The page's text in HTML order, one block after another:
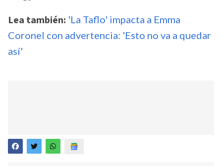
Lea también: 'La Taflo' impacta a Emma
Coronel con advertencia: 'Esto no va a quedar
así'